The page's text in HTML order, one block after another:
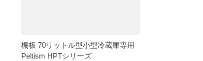
棚板 70リットル型小型冷蔵庫専用
Peltism HPTシリーズ